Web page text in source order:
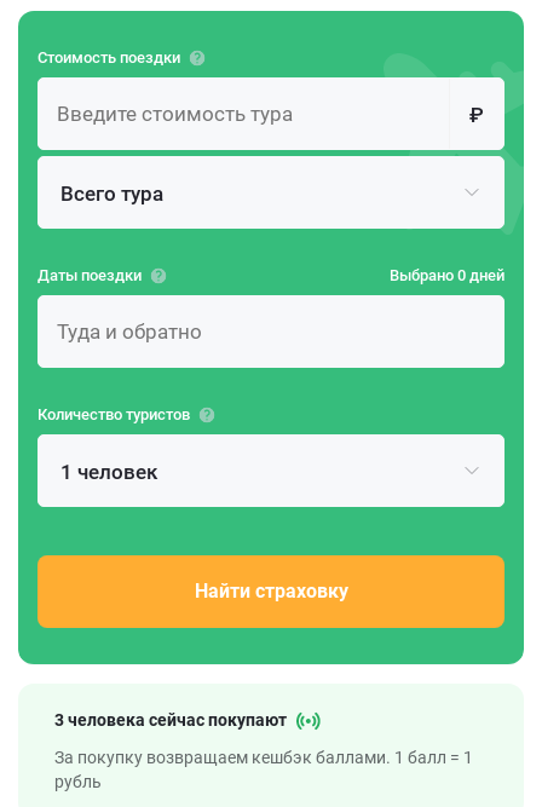
Стоимость поездки
₽
Всего тура
Даты поездки Выбрано 0 дней
Количество туристов
1 человек
Найти страховку
3 человека сейчас покупают
За покупку возвращаем кешбэк баллами. 1 балл = 1
рубль